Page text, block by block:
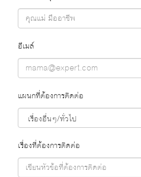
อีเมล์
แผนกที่ต้องการติดต่อ
เรื่องที่ต้องการติดต่อ